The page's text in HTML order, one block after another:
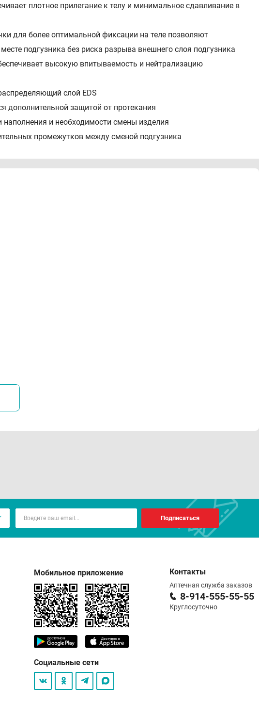
плотное прилегание к телу и минимальное сдавливание в
для более оптимальной фиксации на теле позволяют
подгузника без риска разрыва внешнего слоя подгузника
высокую впитываемость и нейтрализацию
слой EDS
дополнительной защитой от протекания
и необходимости смены изделия
промежутков между сменой подгузника
Подписаться
Мобильное приложение
Социальные сети
Контакты
Аптечная служба заказов
8-914-555-55-55
Круглосуточно